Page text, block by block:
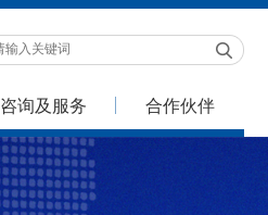
咨询及服务 合作伙伴